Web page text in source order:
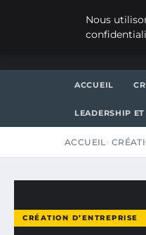
ACCUEIL
LEADERSHIP
ACCUEIL
CRÉATION D’ENTREPRISE
Nous